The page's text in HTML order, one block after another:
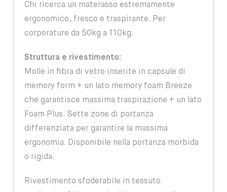
Chi ricerca un materasso estremamente
ergonomico, fresco e traspirante. Per
corporature da 50kg a 110kg.
Struttura e rivestimento:
Molle in fibra di vetro inserite in capsule di
memory form + un lato memory foam Breeze
che garantisce massima traspirazione + un lato
Foam Plus. Sette zone di portanza
differenziata per garantire la massima
ergonomia. Disponibile nella portanza morbida
o rigida.
Rivestimento sfoderabile in tessuto